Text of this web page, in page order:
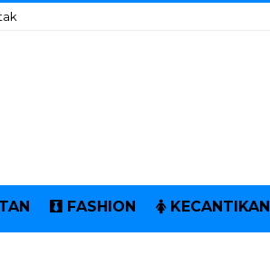
FASHION KECANTIKAN